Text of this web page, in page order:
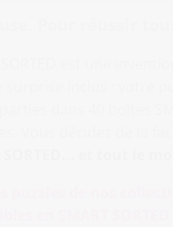
Pour réussir
SORTED est une
surprise inclus : votre
dans 40 boîtes
Vous décidez de la
SORTED... et tout le
puzzles de nos
en SMART